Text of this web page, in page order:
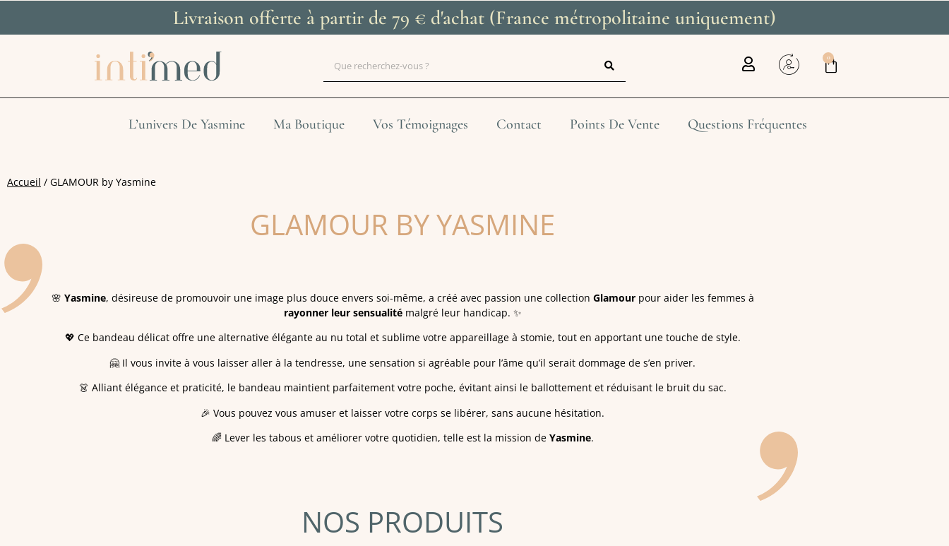
Livraison offerte à partir de 79 € d'achat (France métropolitaine uniquement)
0
L’univers De Yasmine Ma Boutique Vos Témoignages Contact Points De Vente Questions Fréquentes
Accueil / GLAMOUR by Yasmine
GLAMOUR BY YASMINE
🌸 Yasmine, désireuse de promouvoir une image plus douce envers soi-même, a créé avec passion une collection Glamourpour aider les femmes à
rayonner leur sensualitémalgré leur handicap. ✨
💖 Ce bandeau délicat offre une alternative élégante au nu total et sublime votre appareillage à stomie, tout en apportant une touche de style.
🤗 Il vous invite à vous laisser aller à la tendresse, une sensation si agréable pour l’âme qu’il serait dommage de s’en priver.
👗 Alliant élégance et praticité, le bandeau maintient parfaitement votre poche, évitant ainsi le ballottement et réduisant le bruit du sac.
🎉 Vous pouvez vous amuser et laisser votre corps se libérer, sans aucune hésitation.
🌈 Lever les tabous et améliorer votre quotidien, telle est la mission de Yasmine.
NOS PRODUITS